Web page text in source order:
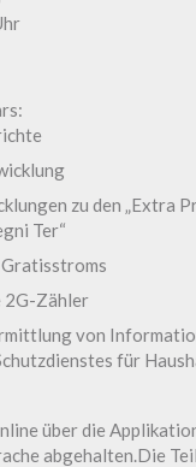
zu den „Extra
Ter“
2G-Zähler
von
für
über die
abgehalten.Die